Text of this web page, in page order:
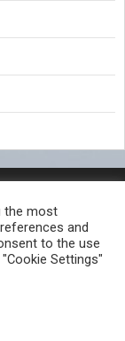
КАРАКТЕР
КОРИСНИ ЛИНКОВИ
МАКЕДОНИЈА •
the most
and
to the use
Settings"